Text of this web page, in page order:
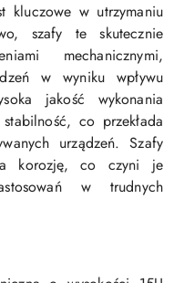
kluczowe w utrzymaniu
szafy te skutecznie
mechanicznymi,
w wyniku wpływu
jakość wykonania
co przekłada
urządzeń. Szafy
korozję, co czyni je
w trudnych